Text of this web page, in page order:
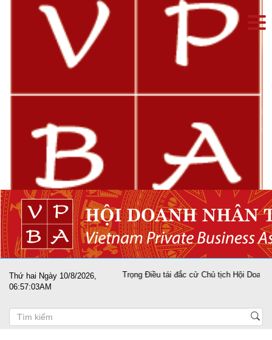
Thứ hai Ngày 10/8/2026,
06:57:06AM
Trọng Điều tái đắc cử Chủ tịch Hội Doanh nhân Tư nhân Việt Nam